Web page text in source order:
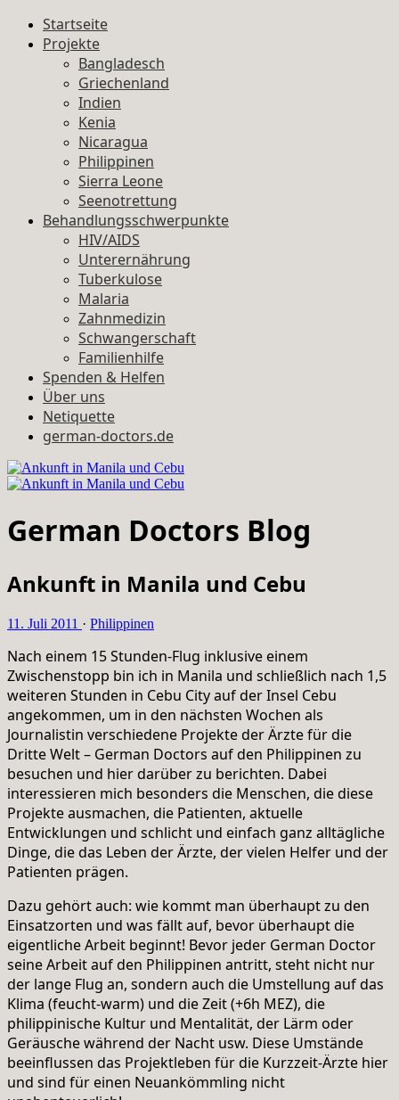
Startseite
Projekte
Bangladesch
Griechenland
Indien
Kenia
Nicaragua
Philippinen
Sierra Leone
Seenotrettung
Behandlungsschwerpunkte
HIV/AIDS
Unterernährung
Tuberkulose
Malaria
Zahnmedizin
Schwangerschaft
Familienhilfe
Spenden & Helfen
Über uns
Netiquette
german-doctors.de
German Doctors Blog
Ankunft in Manila und Cebu
11. Juli 2011 · Philippinen
Nach einem 15 Stunden-Flug inklusive einem
Zwischenstopp bin ich in Manila und schließlich nach 1,5
weiteren Stunden in Cebu City auf der Insel Cebu
angekommen, um in den nächsten Wochen als
Journalistin verschiedene Projekte der Ärzte für die
Dritte Welt – German Doctors auf den Philippinen zu
besuchen und hier darüber zu berichten. Dabei
interessieren mich besonders die Menschen, die diese
Projekte ausmachen, die Patienten, aktuelle
Entwicklungen und schlicht und einfach ganz alltägliche
Dinge, die das Leben der Ärzte, der vielen Helfer und der
Patienten prägen.
Dazu gehört auch: wie kommt man überhaupt zu den
Einsatzorten und was fällt auf, bevor überhaupt die
eigentliche Arbeit beginnt! Bevor jeder German Doctor
seine Arbeit auf den Philippinen antritt, steht nicht nur
der lange Flug an, sondern auch die Umstellung auf das
Klima (feucht-warm) und die Zeit (+6h MEZ), die
philippinische Kultur und Mentalität, der Lärm oder
Geräusche während der Nacht usw. Diese Umstände
beeinflussen das Projektleben für die Kurzzeit-Ärzte hier
und sind für einen Neuankömmling nicht